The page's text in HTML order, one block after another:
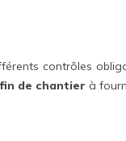
contrôles
de chantier à